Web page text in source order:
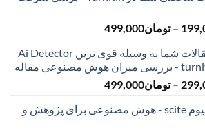
تومان399,000
– تومان499,000محدوده
تومان199,000
تا
تومان499,000
بررسی مقالات شما به وسیله قوی ترین Ai Detector
– تومان499,000محدوده
تومان299,000
اکانت پرمیوم scite - هوش مصنوعی برای پژوهش و